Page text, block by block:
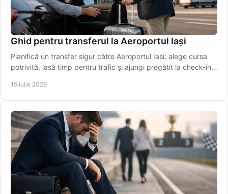
Ghid pentru transferul la Aeroportul Iași
Planifică un transfer sigur către Aeroportul Iași: alege cursa
potrivită, lasă timp pentru trafic și ajungi pregătit la check-in,
15 iulie 2026